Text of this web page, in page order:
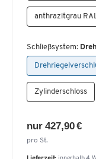
anthrazitgrau
Schließsystem:
Zylinderschloss
nur 427,90 €
pro St.